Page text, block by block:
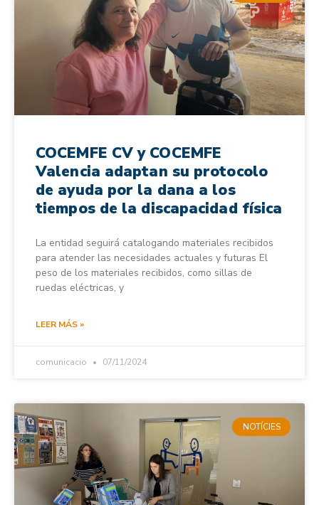
COCEMFE CV y COCEMFE
Valencia adaptan su protocolo
de ayuda por la dana a los
tiempos de la discapacidad física
La entidad seguirá catalogando materiales recibidos
para atender las necesidades actuales y futuras El
peso de los materiales recibidos, como sillas de
ruedas eléctricas, y
LEER MÁS »
comunicacio 07/11/2024
NOTÍCIES